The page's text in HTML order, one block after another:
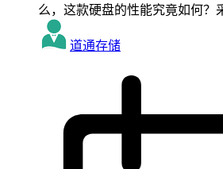
么，这款硬盘的性能究竟如何
道通存储